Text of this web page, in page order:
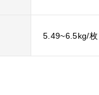
5.49~6.5kg/枚